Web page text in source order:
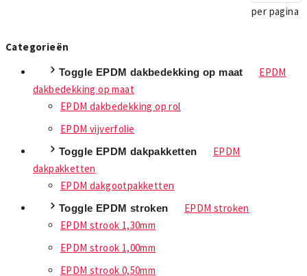
per pagina
Categorieën
Toggle EPDM dakbedekking op maat
EPDM
dakbedekking op maat
EPDM dakbedekking op rol
EPDM vijverfolie
Toggle EPDM dakpakketten
EPDM
dakpakketten
EPDM dakgootpakketten
Toggle EPDM stroken
EPDM stroken
EPDM strook 1,30mm
EPDM strook 1,00mm
EPDM strook 0,50mm